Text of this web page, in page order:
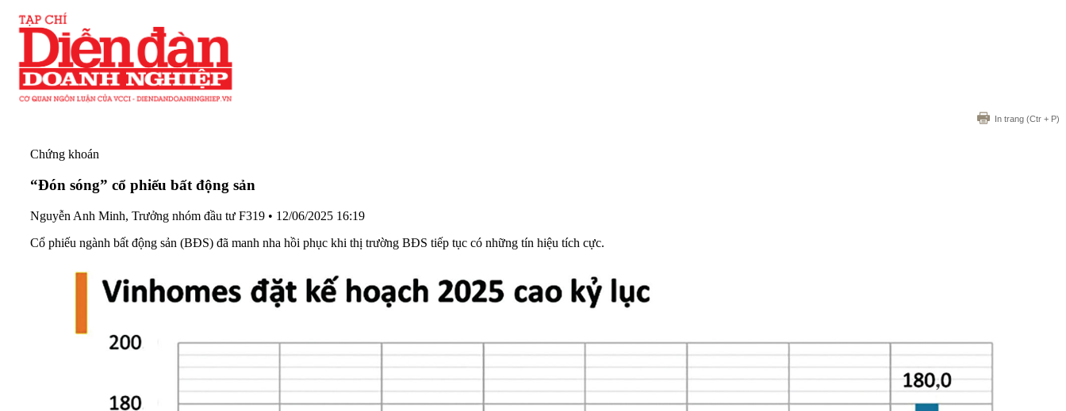
In trang (Ctr + P)
Chứng khoán
“Đón sóng” cổ phiếu bất động sản
Nguyễn Anh Minh, Trưởng nhóm đầu tư F319 • 12/06/2025 16:19
Cổ phiếu ngành bất động sản (BĐS) đã manh nha hồi phục khi thị trường BĐS tiếp tục có những tín hiệu tích cực.